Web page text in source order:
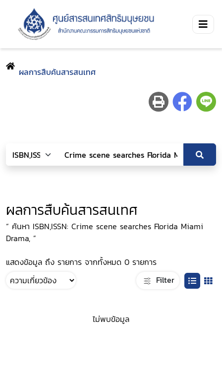
ผลการสืบค้นสารสนเทศ
ผลการสืบค้นสารสนเทศ
“ ค้นหา ISBN,ISSN: Crime scene searches Florida Miami
Drama, ”
แสดงข้อมูล ถึง รายการ จากทั้งหมด 0 รายการ
Filter
ไม่พบข้อมูล